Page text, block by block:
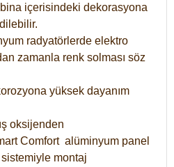
içerisindeki dekorasyona
radyatörlerde elektro
zamanla renk solması söz
yüksek dayanım
oksijenden
Comfort alüminyum panel
montaj